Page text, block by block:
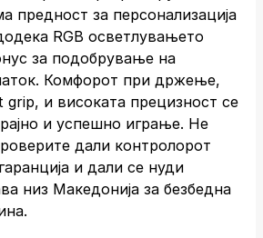
предност за персонализација
RGB осветлувањето
за подобрување на
Комфорот при држење,
и високата прецизност се
и успешно играње. Не
дали контролорот
и дали се нуди
низ Македонија за безбедна